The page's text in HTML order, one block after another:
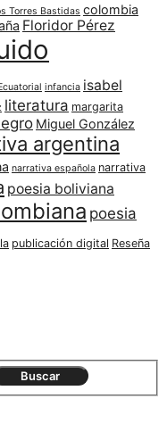
Torres Bastidas colombia
Floridor Pérez
infancia isabel
literatura margarita
Miguel González
argentina
narrativa española narrativa
poesia boliviana
poesia
publicación digital Reseña